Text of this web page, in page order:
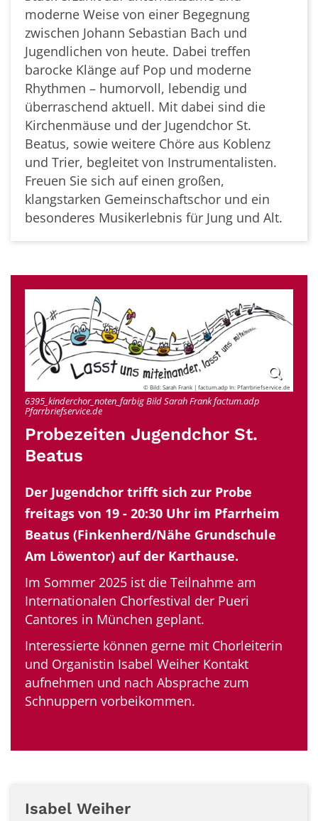
moderne Weise von einer Begegnung
zwischen Johann Sebastian Bach und
Jugendlichen von heute. Dabei treffen
barocke Klänge auf Pop und moderne
Rhythmen – humorvoll, lebendig und
überraschend aktuell. Mit dabei sind die
Kirchenmäuse und der Jugendchor St.
Beatus, sowie weitere Chöre aus Koblenz
und Trier, begleitet von Instrumentalisten.
Freuen Sie sich auf einen großen,
klangstarken Gemeinschaftschor und ein
besonderes Musikerlebnis für Jung und Alt.
© Bild: Sarah Frank | factum.adp In: Pfarrbriefservice.de
6395_kinderchor_noten_farbig Bild Sarah Frank factum.adp
Pfarrbriefservice.de
Probezeiten Jugendchor St.
Beatus
Der Jugendchor trifft sich zur Probe
freitags von 19 - 20:30 Uhr im Pfarrheim
Beatus (Finkenherd/Nähe Grundschule
Am Löwentor) auf der Karthause.
Im Sommer 2025 ist die Teilnahme am
Internationalen Chorfestival der Pueri
Cantores in München geplant.
Interessierte können gerne mit Chorleiterin
und Organistin Isabel Weiher Kontakt
aufnehmen und nach Absprache zum
Schnuppern vorbeikommen.
Isabel Weiher